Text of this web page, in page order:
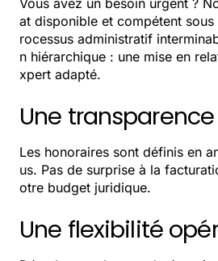
Vous avez un besoin urgent ?
at disponible et compétent
rocessus administratif
n hiérarchique : une mise en
xpert adapté.
Une
Les honoraires sont définis en
us. Pas de surprise à la
otre budget juridique.
Une flexibilité